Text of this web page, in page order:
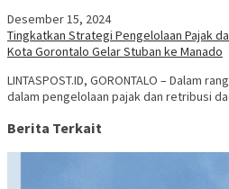
Desember 15, 2024
Tingkatkan Strategi Pengelolaan Pajak
Kota Gorontalo Gelar Stuban ke Manado
LINTASPOST.ID, GORONTALO – Dalam
dalam pengelolaan pajak dan retribusi
Berita Terkait